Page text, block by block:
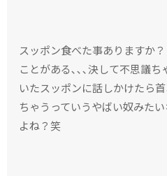
スッポン食べた事ありますか
ことがある､､､決して不思議
いたスッポンに話しかけたら
ちゃうっていうやばい奴みた
よね？笑